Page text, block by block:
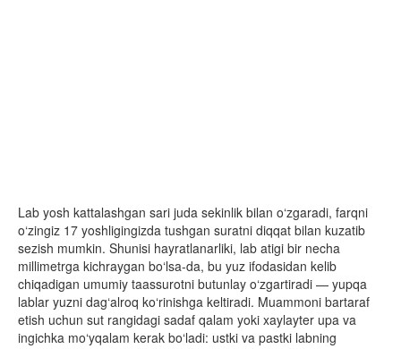
Lab yosh kattalashgan sari juda sekinlik bilan o‘zgaradi, farqni
o‘zingiz 17 yoshligingizda tushgan suratni diqqat bilan kuzatib
sezish mumkin. Shunisi hayratlanarliki, lab atigi bir necha
millimetrga kichraygan bo‘lsa-da, bu yuz ifodasidan kelib
chiqadigan umumiy taassurotni butunlay o‘zgartiradi — yupqa
lablar yuzni dag‘alroq ko‘rinishga keltiradi. Muammoni bartaraf
etish uchun sut rangidagi sadaf qalam yoki xaylayter upa va
ingichka mo‘yqalam kerak bo‘ladi: ustki va pastki labning